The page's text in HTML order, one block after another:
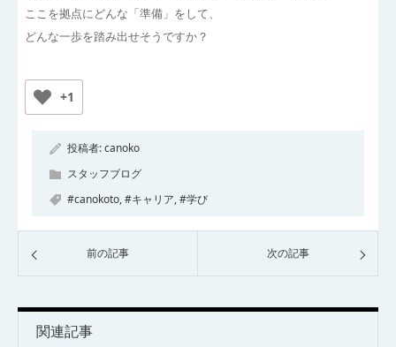
ここを拠点にどんな「準備」をして、
どんな一歩を踏み出せそうですか？
+1
投稿者:canoko
スタッフブログ
#canokoto,#キャリア,#学び
前の記事 次の記事
関連記事